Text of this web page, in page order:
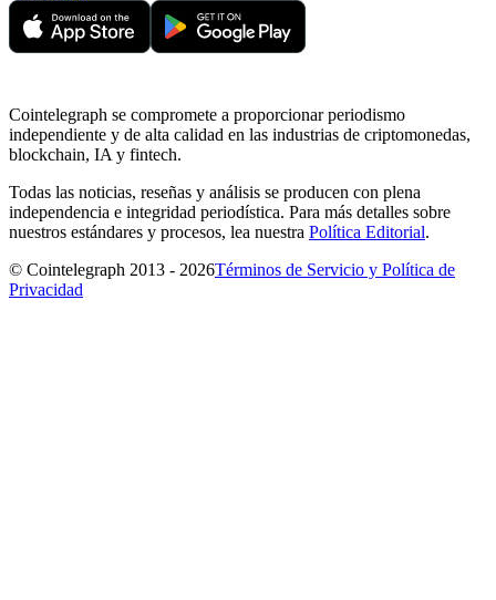
Cointelegraph se compromete a proporcionar periodismo
independiente y de alta calidad en las industrias de criptomonedas,
blockchain, IA y fintech.
Todas las noticias, reseñas y análisis se producen con plena
independencia e integridad periodística. Para más detalles sobre
nuestros estándares y procesos, lea nuestra Política Editorial.
© Cointelegraph 2013 - 2026Términos de Servicio y Política de
Privacidad